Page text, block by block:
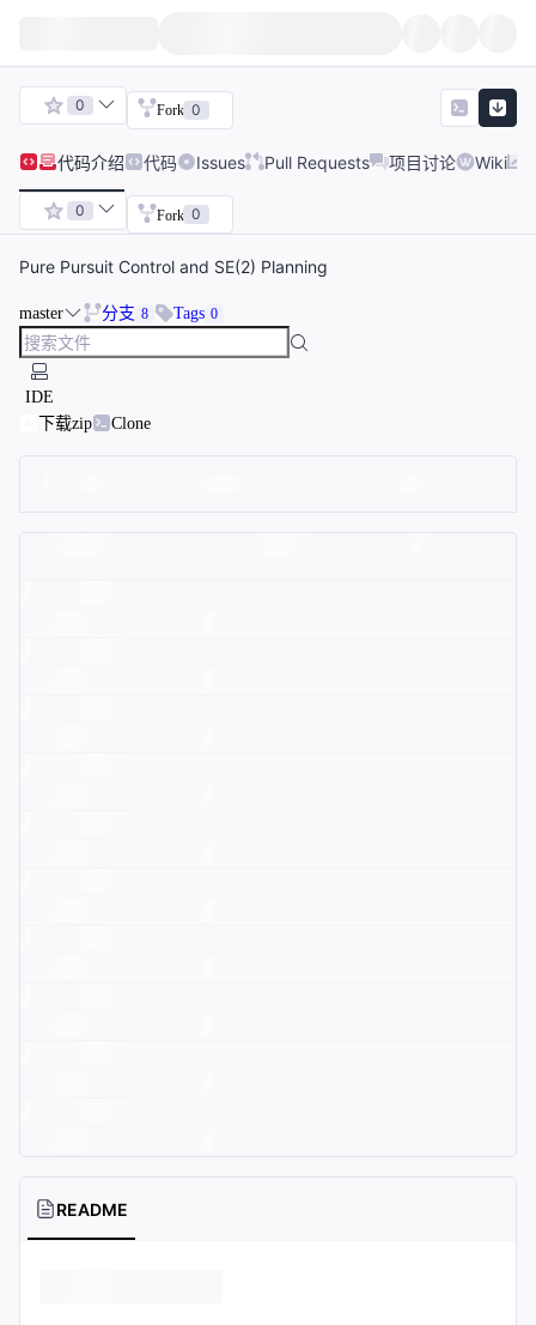
0 Fork 0
代码介绍 代码 Issues Pull Requests 项目讨论 Wiki
0 Fork 0
Pure Pursuit Control and SE(2) Planning
master 分支 8 Tags 0
IDE
下载zip
Clone
README